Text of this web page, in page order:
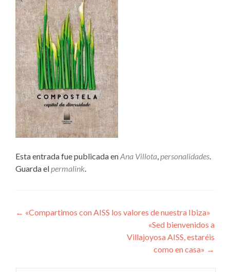
Esta entrada fue publicada enAna Villota personalidades
Guarda el permalink
Navegación
← «Compartimos con AISS los valores de nuestra Ibiza»
«Sed bienvenidos a
Villajoyosa AISS, estaréis
como en casa» →